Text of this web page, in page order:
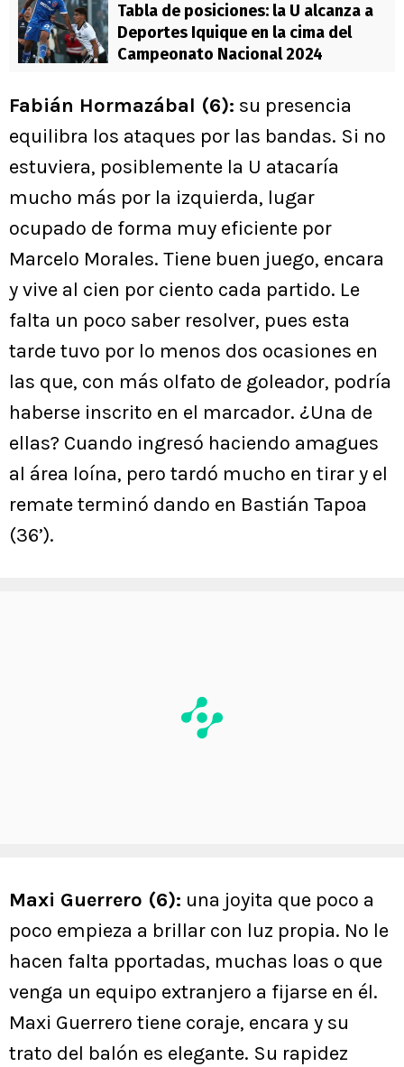
Tabla de posiciones: la U alcanza a
Deportes Iquique en la cima del
Campeonato Nacional 2024
Fabián Hormazábal (6): su presencia
equilibra los ataques por las bandas. Si no
estuviera, posiblemente la U atacaría
mucho más por la izquierda, lugar
ocupado de forma muy eficiente por
Marcelo Morales. Tiene buen juego, encara
y vive al cien por ciento cada partido. Le
falta un poco saber resolver, pues esta
tarde tuvo por lo menos dos ocasiones en
las que, con más olfato de goleador, podría
haberse inscrito en el marcador. ¿Una de
ellas? Cuando ingresó haciendo amagues
al área loína, pero tardó mucho en tirar y el
remate terminó dando en Bastián Tapoa
(36’).
Maxi Guerrero (6): una joyita que poco a
poco empieza a brillar con luz propia. No le
hacen falta pportadas, muchas loas o que
venga un equipo extranjero a fijarse en él.
Maxi Guerrero tiene coraje, encara y su
trato del balón es elegante. Su rapidez